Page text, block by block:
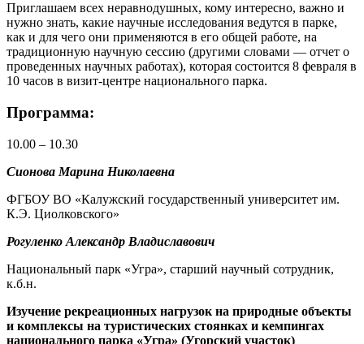
Приглашаем всех неравнодушных, кому интересно, важно и
нужно знать, какие научные исследования ведутся в парке,
как и для чего они применяются в его общей работе, на
традиционную научную сессию (другими словами — отчет о
проведенных научных работах), которая состоится 8 февраля в
10 часов в визит-центре национального парка.
Программа:
10.00 – 10.30
Сионова Марина Николаевна
ФГБОУ ВО «Калужский государственный университет им.
К.Э. Циолковского»
Рогуленко Александр Владиславович
Национальный парк «Угра», старший научный сотрудник,
к.б.н.
Изучение рекреационных нагрузок на природные объекты
и комплексы на туристических стоянках и кемпингах
национального парка «Угра» (Угорский участок)